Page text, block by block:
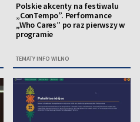
Polskie akcenty na festiwalu
„ConTempo”. Performance
„Who Cares” po raz pierwszy w
programie
TEMATY INFO WILNO